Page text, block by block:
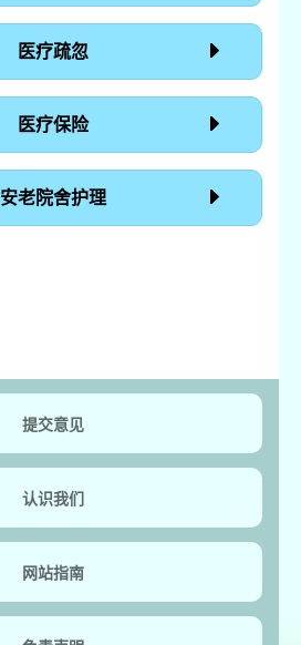
医疗疏忽
医疗保险
安老院舍护理
提交意见
认识我们
网站指南